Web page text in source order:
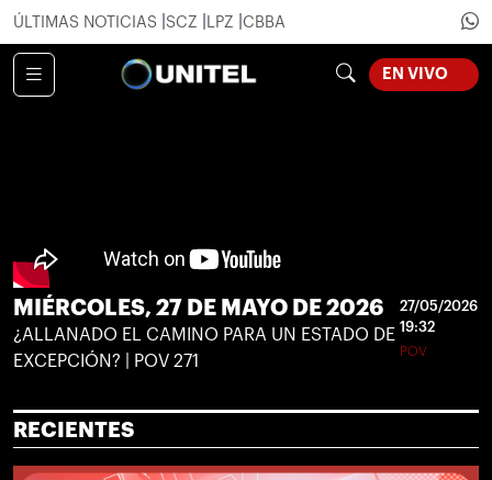
ÚLTIMAS NOTICIAS SCZ LPZ CBBA
EN VIVO LOADING...
MIÉRCOLES, 27 DE MAYO DE 2026
¿ALLANADO EL CAMINO PARA UN ESTADO DE
EXCEPCIÓN? | POV 271
27/05/2026
19:32
POV
RECIENTES